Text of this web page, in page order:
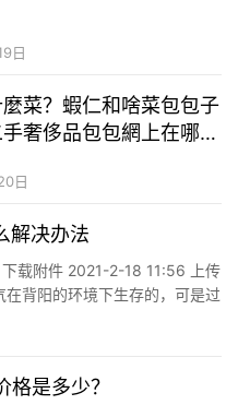
日
菜？蝦仁和啥菜包包子
奢侈品包包網上在哪裡
日
解决办法
载附件 2021-2-18 11:56 上传
背阳的环境下生存的，可是过
没有气愤的姿态，这便是表
间不解决这个问题，它还会
格是多少？